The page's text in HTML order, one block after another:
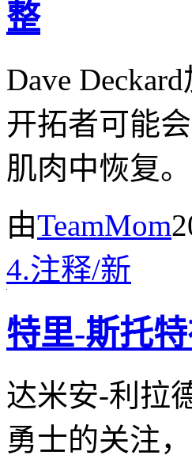
整
Dave
开拓者可能
肌肉中恢复。
由TeamMom
4.注释/新
特里-斯托
达米安-利拉
勇士的关注